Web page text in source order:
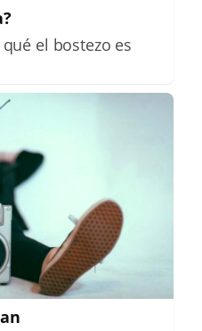
el bostezo es